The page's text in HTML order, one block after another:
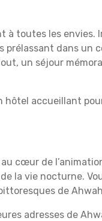
à toutes les envies.
prélassant dans un
un séjour
hôtel accueillant
cœur de
la vie nocturne.
de
adresses de